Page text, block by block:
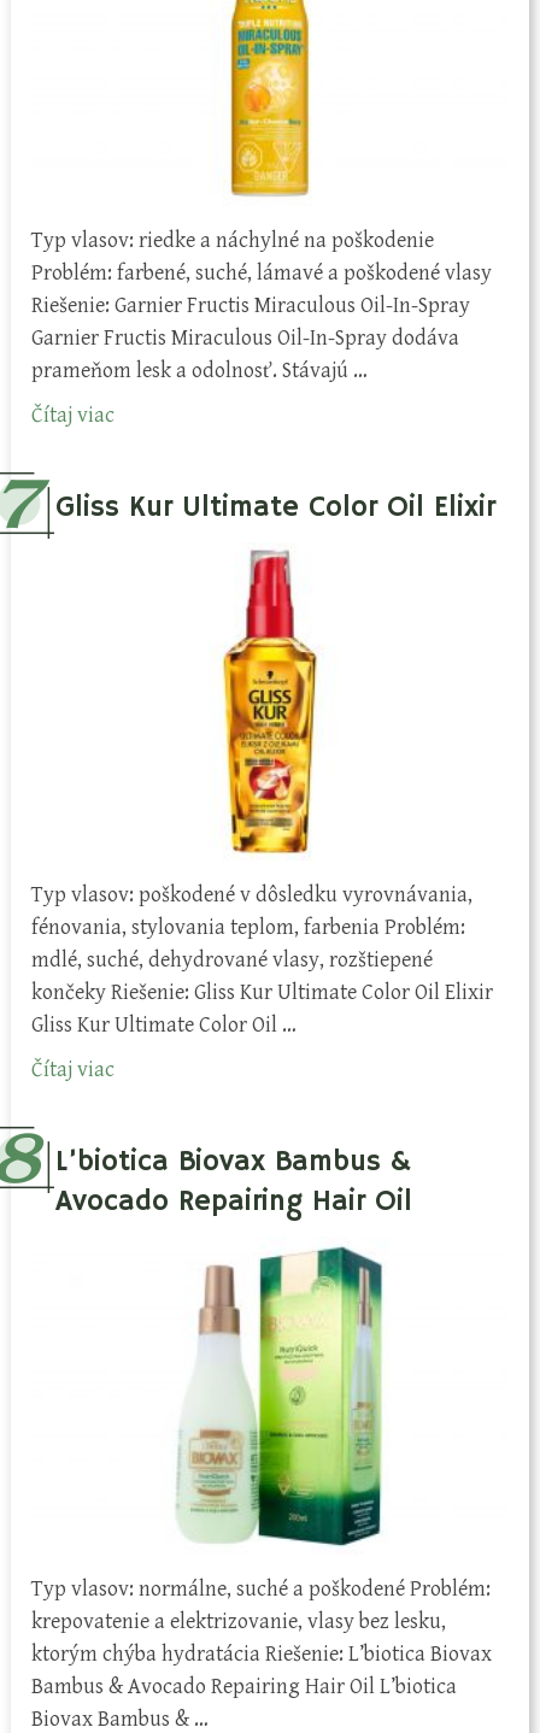
Typ vlasov: riedke a náchylné na poškodenie
Problém: farbené, suché, lámavé a poškodené vlasy
Riešenie: Garnier Fructis Miraculous Oil-In-Spray
Garnier Fructis Miraculous Oil-In-Spray dodáva
prameňom lesk a odolnosť. Stávajú …
Čítaj viac
Gliss Kur Ultimate Color Oil Elixir
Typ vlasov: poškodené v dôsledku vyrovnávania,
fénovania, stylovania teplom, farbenia Problém:
mdlé, suché, dehydrované vlasy, rozštiepené
končeky Riešenie: Gliss Kur Ultimate Color Oil Elixir
Gliss Kur Ultimate Color Oil …
Čítaj viac
L’biotica Biovax Bambus &
Avocado Repairing Hair Oil
Typ vlasov: normálne, suché a poškodené Problém:
krepovatenie a elektrizovanie, vlasy bez lesku,
ktorým chýba hydratácia Riešenie: L’biotica Biovax
Bambus & Avocado Repairing Hair Oil L’biotica
Biovax Bambus & …